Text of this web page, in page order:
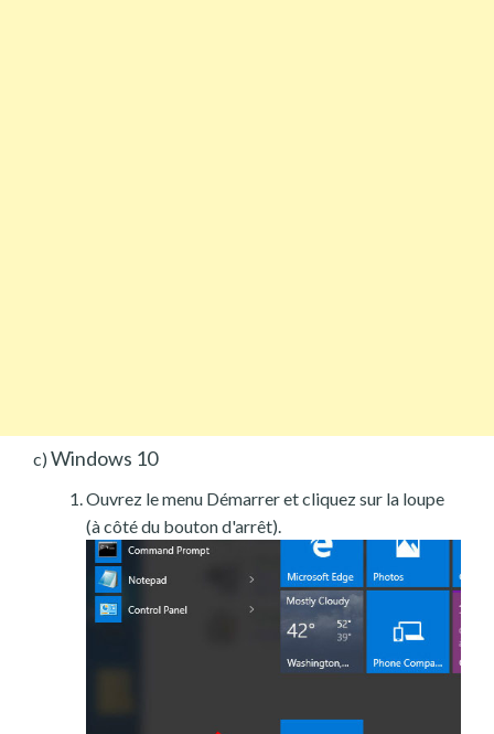
c) Windows 10
Ouvrez le menu Démarrer et cliquez sur la loupe
(à côté du bouton d'arrêt).